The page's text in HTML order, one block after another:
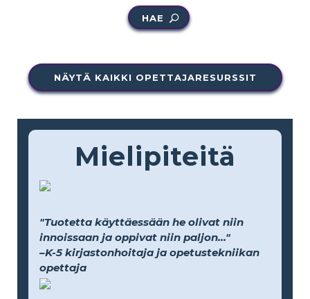
HAE
NÄYTÄ KAIKKI OPETTAJARESURSSIT
Mielipiteitä
"Tuotetta käyttäessään he olivat niin
innoissaan ja oppivat niin paljon..."
–K-5 kirjastonhoitaja ja opetustekniikan
opettaja